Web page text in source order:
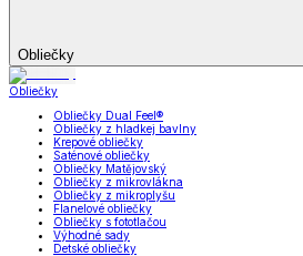
Obliečky
Obliečky
Obliečky Dual Feel®
Obliečky z hladkej bavlny
Krepové obliečky
Saténové obliečky
Obliečky Matějovský
Obliečky z mikrovlákna
Obliečky z mikroplyšu
Flanelové obliečky
Obliečky s fototlačou
Výhodné sady
Detské obliečky